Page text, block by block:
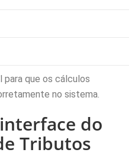
para que os cálculos
no sistema.
do
Tributos